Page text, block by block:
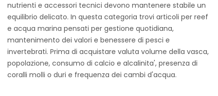
nutrienti e accessori tecnici devono mantenere stabile un
equilibrio delicato. In questa categoria trovi articoli per reef
e acqua marina pensati per gestione quotidiana,
mantenimento dei valori e benessere di pesci e
invertebrati. Prima di acquistare valuta volume della vasca,
popolazione, consumo di calcio e alcalinita', presenza di
coralli molli o duri e frequenza dei cambi d'acqua.